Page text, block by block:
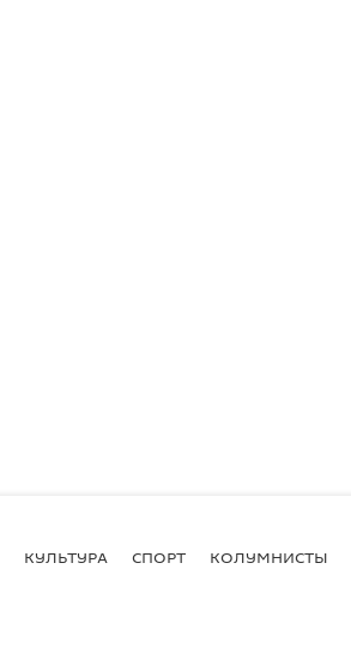
КУЛЬТУРА СПОРТ КОЛУМНИСТЫ